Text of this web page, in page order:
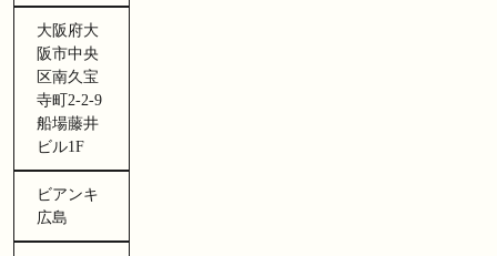
大阪府大
阪市中央
区南久宝
寺町2-2-9
船場藤井
ビル1F
ビアンキ
広島